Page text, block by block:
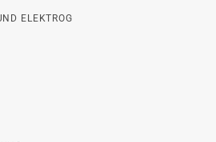
ELEKTROG